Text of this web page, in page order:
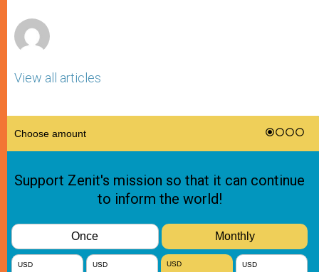
View all articles